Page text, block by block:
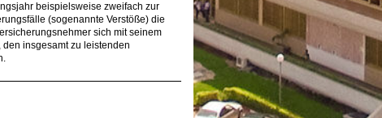
beispielsweise zweifach zur
(sogenannte Verstöße) die
sich mit seinem
insgesamt zu leistenden